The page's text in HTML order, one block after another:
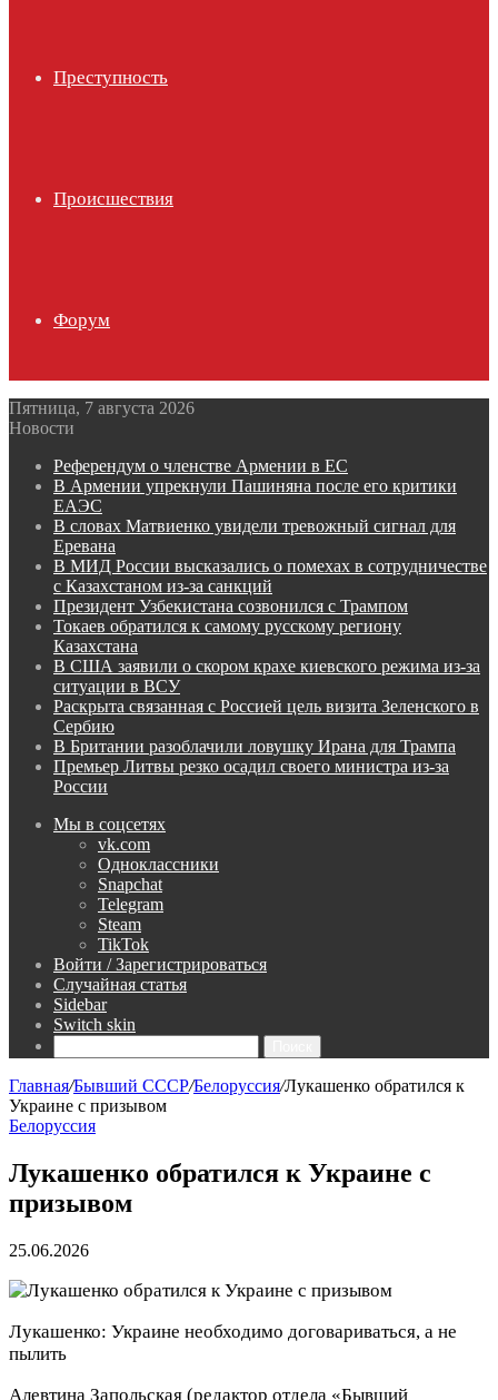
Преступность
Происшествия
Форум
Пятница, 7 августа 2026
Новости
Референдум о членстве Армении в ЕС
В Армении упрекнули Пашиняна после его критики
ЕАЭС
В словах Матвиенко увидели тревожный сигнал для
Еревана
В МИД России высказались о помехах в сотрудничестве
с Казахстаном из-за санкций
Президент Узбекистана созвонился с Трампом
Токаев обратился к самому русскому региону
Казахстана
В США заявили о скором крахе киевского режима из-за
ситуации в ВСУ
Раскрыта связанная с Россией цель визита Зеленского в
Сербию
В Британии разоблачили ловушку Ирана для Трампа
Премьер Литвы резко осадил своего министра из-за
России
Мы в соцсетях
vk.com
Одноклассники
Snapchat
Telegram
Steam
TikTok
Войти / Зарегистрироваться
Случайная статья
Sidebar
Switch skin
Главная/Бывший СССР/Белоруссия/Лукашенко обратился к
Украине с призывом
Белоруссия
Лукашенко обратился к Украине с
призывом
25.06.2026
Лукашенко: Украине необходимо договариваться, а не
пылить
Алевтина Запольская (редактор отдела «Бывший